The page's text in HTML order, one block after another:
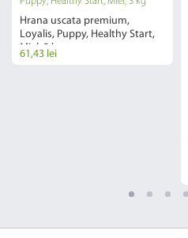
Hrana uscata premium,
Loyalis, Puppy, Healthy Start,
Miel, 3 kg
61,43 lei